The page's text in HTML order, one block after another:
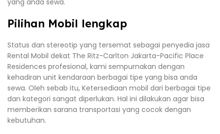
yang anda sewa.
Pilihan Mobil lengkap
Status dan stereotip yang tersemat sebagai penyedia jasa
Rental Mobil dekat The Ritz-Carlton Jakarta-Pacific Place
Residences profesional, kami sempurnakan dengan
kehadiran unit kendaraan berbagai tipe yang bisa anda
sewa. Oleh sebab itu, Ketersediaan mobil dari berbagai tipe
dan kategori sangat diperlukan. Hal ini dilakukan agar bisa
memberikan sarana transportasi yang cocok dengan
kebutuhan.